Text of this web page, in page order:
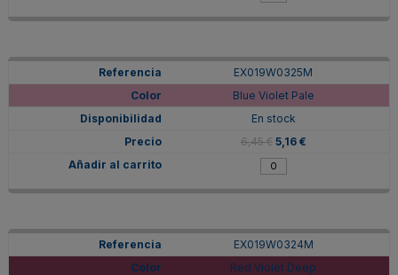
EX019W0325M
Blue Violet Pale
En stock
6,45 € 5,16 €
EX019W0324M
Red Violet Deep